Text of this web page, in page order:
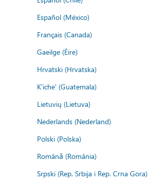
Español (México)
Français (Canada)
Gaeilge (Éire)
Hrvatski (Hrvatska)
K'iche' (Guatemala)
Lietuvių (Lietuva)
Nederlands (Nederland)
Polski (Polska)
Română (România)
Srpski (Rep. Srbija i Rep. Crna Gora)